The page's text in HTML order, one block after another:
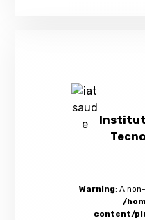
Warning: A
/
content/